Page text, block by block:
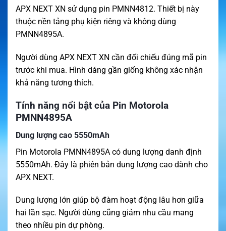
APX NEXT XN sử dụng pin PMNN4812. Thiết bị này
thuộc nền tảng phụ kiện riêng và không dùng
PMNN4895A.
Người dùng APX NEXT XN cần đối chiếu đúng mã pin
trước khi mua. Hình dáng gần giống không xác nhận
khả năng tương thích.
Tính năng nổi bật của Pin Motorola
PMNN4895A
Dung lượng cao 5550mAh
Pin Motorola PMNN4895A có dung lượng danh định
5550mAh. Đây là phiên bản dung lượng cao dành cho
APX NEXT.
Dung lượng lớn giúp bộ đàm hoạt động lâu hơn giữa
hai lần sạc. Người dùng cũng giảm nhu cầu mang
theo nhiều pin dự phòng.